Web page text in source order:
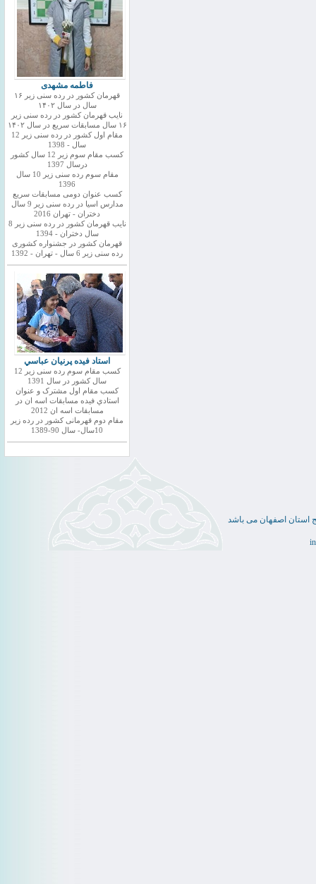
فاطمه مشهدی
قهرمان کشور در رده سنی زیر ۱۶
سال در سال ۱۴۰۲
نایب قهرمان کشور در رده سنی زیر
۱۶ سال مسابقات سریع در سال ۱۴۰۲
مقام اول کشور در رده سنی زیر 12
سال - 1398
کسب مقام سوم زیر 12 سال کشور
درسال 1397
مقام سوم رده سنی زیر 10 سال
1396
کسب عنوان دومی مسابقات سریع
مدارس اسیا در رده سنی زیر 9 سال
دختران - تهران 2016
نایب قهرمان کشور در رده سنی زیر 8
سال دختران - 1394
قهرمان کشور در جشنواره کشوری
رده سنی زیر 6 سال - تهران - 1392
استاد فيده پرنيان عباسي
کسب مقام سوم رده سنی زیر 12
سال کشور در سال 1391
کسب مقام اول مشترک و عنوان
استادي فيده مسابقات اسه ان در
مسابقات اسه ان 2012
مقام دوم قهرمانی کشور در رده زیر
10سال- سال 90-1389
استان اصفهان می باشد